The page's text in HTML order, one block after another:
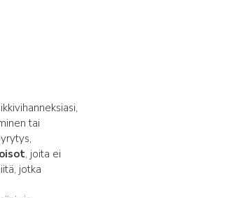
tai
, joita ei
jotka